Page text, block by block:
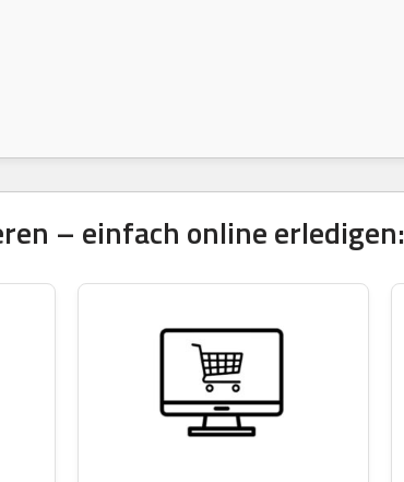
– einfach online erledigen: